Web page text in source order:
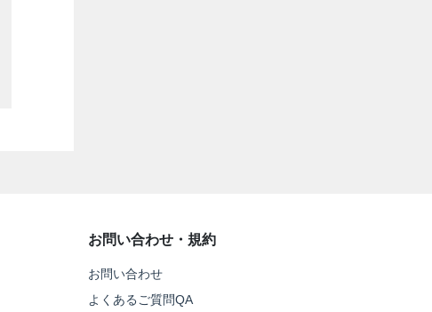
お問い合わせ・規約
お問い合わせ
よくあるご質問QA